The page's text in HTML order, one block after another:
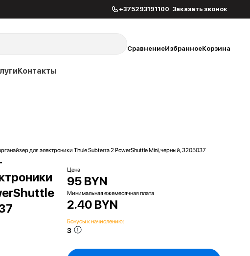
+375293191100 Заказать звонок
СравнениеИзбранноеКорзина
Контакты
для электроники Thule Subterra 2 PowerShuttle Mini, черный, 3205037
Цена
95 BYN
Минимальная ежемесячная плата
2.40 BYN
Бонусы к начислению:
3